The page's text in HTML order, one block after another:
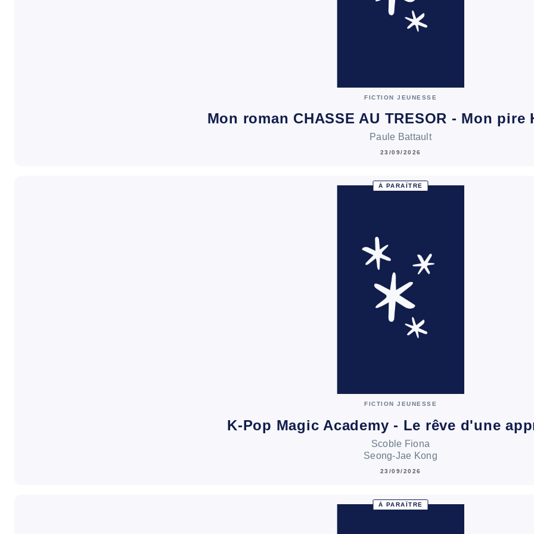
FICTION JEUNESSE
Mon roman CHASSE AU TRESOR - Mon
Paule Battault
23/09/2026
À PARAÎTRE
FICTION JEUNESSE
K-Pop Magic Academy - Le rêve d'une
Scoble Fiona
Seong-Jae Kong
23/09/2026
À PARAÎTRE